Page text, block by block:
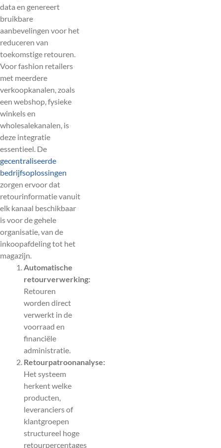
data en genereert
bruikbare
aanbevelingen voor het
reduceren van
toekomstige retouren.
Voor fashion retailers
met meerdere
verkoopkanalen, zoals
een webshop, fysieke
winkels en
wholesalekanalen, is
deze integratie
essentieel. De
gecentraliseerde
bedrijfsoplossingen
zorgen ervoor dat
retourinformatie vanuit
elk kanaal beschikbaar
is voor de gehele
organisatie, van de
inkoopafdeling tot het
magazijn.
Automatische
retourverwerking:
Retouren
worden direct
verwerkt in de
voorraad en
financiële
administratie.
Retourpatroonanalyse:
Het systeem
herkent welke
producten,
leveranciers of
klantgroepen
structureel hoge
retourpercentages